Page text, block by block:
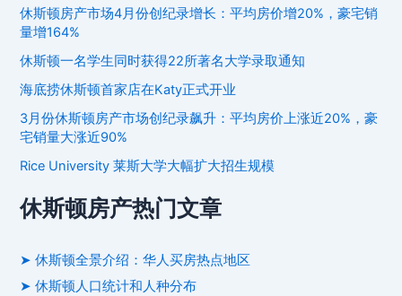
休斯顿房产市场4月份创纪录增长：平均房价增20%，豪宅销
量增164%
休斯顿一名学生同时获得22所著名大学录取通知
海底捞休斯顿首家店在Katy正式开业
3月份休斯顿房产市场创纪录飙升：平均房价上涨近20%，豪
宅销量大涨近90%
Rice University 莱斯大学大幅扩大招生规模
休斯顿房产热门文章
➤ 休斯顿全景介绍：华人买房热点地区
➤ 休斯顿人口统计和人种分布